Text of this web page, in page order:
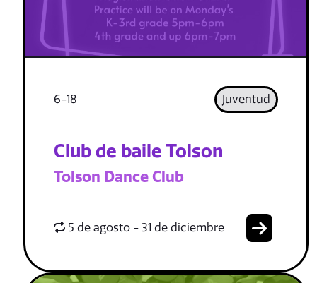
6-18 Juventud
Club de baile Tolson
Tolson Dance Club
5 de agosto - 31 de diciembre